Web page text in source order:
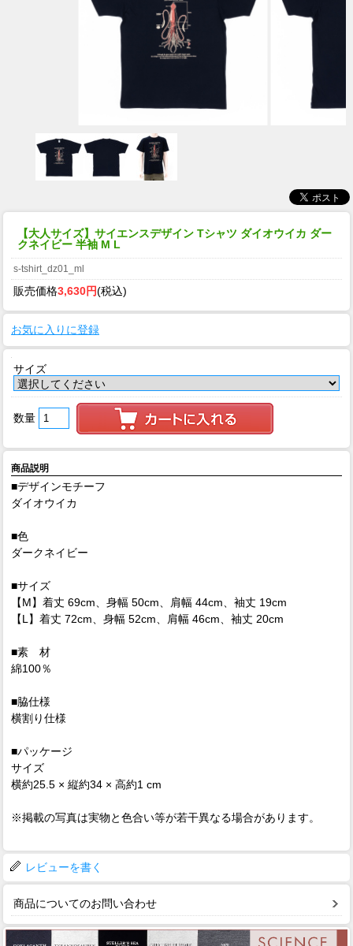
【大人サイズ】サイエンスデザイン Tシャツ ダイオウイカ ダー
クネイビー 半袖 M L
s-tshirt_dz01_ml
販売価格3,630円(税込)
お気に入りに登録
サイズ
数量
商品説明
■デザインモチーフ
ダイオウイカ
■色
ダークネイビー
■サイズ
【M】着丈 69cm、身幅 50cm、肩幅 44cm、袖丈 19cm
【L】着丈 72cm、身幅 52cm、肩幅 46cm、袖丈 20cm
■素 材
綿100％
■脇仕様
横割り仕様
■パッケージ
サイズ
横約25.5 × 縦約34 × 高約1 cm
※掲載の写真は実物と色合い等が若干異なる場合があります。
レビューを書く
商品についてのお問い合わせ